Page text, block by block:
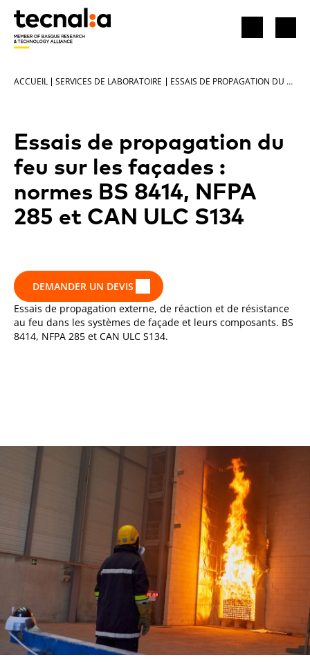
ACCUEIL SERVICES DE LABORATOIRE ESSAIS DE PROPAGATION DU FEU SUR LES FAÇADES : NORMES BS 8414, NFPA 285 ET CAN ULC S134
Essais de propagation du
feu sur les façades :
normes BS 8414, NFPA
285 et CAN ULC S134
DEMANDER UN DEVIS
Essais de propagation externe, de réaction et de résistance
au feu dans les systèmes de façade et leurs composants. BS
8414, NFPA 285 et CAN ULC S134.